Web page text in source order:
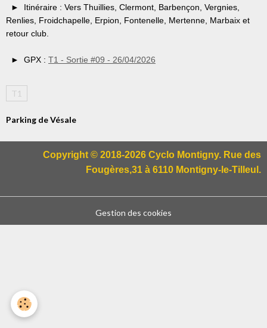
► Itinéraire : Vers Thuillies, Clermont, Barbençon, Vergnies,
Renlies, Froidchapelle, Erpion, Fontenelle, Mertenne, Marbaix et
retour club.
► GPX : T1 - Sortie #09 - 26/04/2026
T1
Parking de Vésale
Copyright © 2018-2026 Cyclo Montigny. Rue des
Fougères,31 à 6110 Montigny-le-Tilleul.
Gestion des cookies